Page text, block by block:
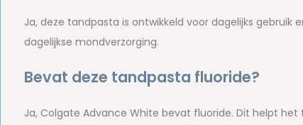
Ja, deze tandpasta is ontwikkeld voor dagelijks
dagelijkse mondverzorging.
Bevat deze tandpasta fluoride?
Ja, Colgate Advance White bevat fluoride. Dit helpt